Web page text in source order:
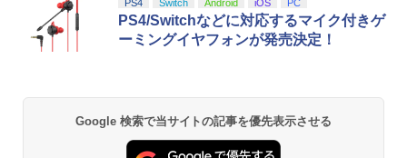
PS4 Switch Android iOS PC
PS4/Switchなどに対応するマイク付きゲ
ーミングイヤフォンが発売決定！
Google 検索で当サイトの記事を優先表示させる